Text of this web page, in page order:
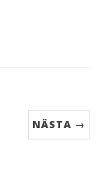
NÄSTA →